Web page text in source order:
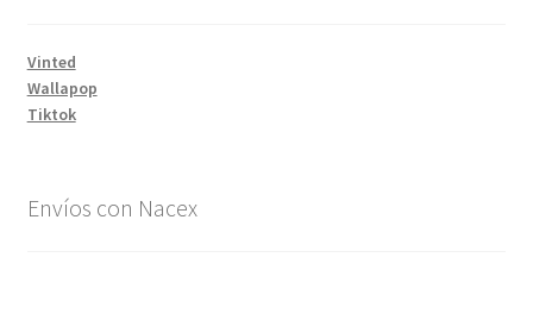
Vinted
Wallapop
Tiktok
Envíos con Nacex